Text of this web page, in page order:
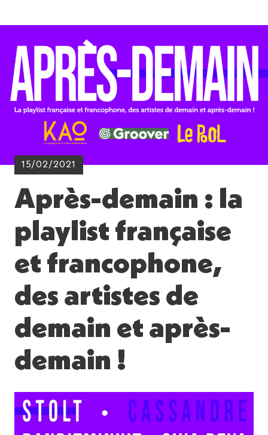
15/02/2021
Après-demain : la
playlist française
et francophone,
des artistes de
demain et après-
demain !